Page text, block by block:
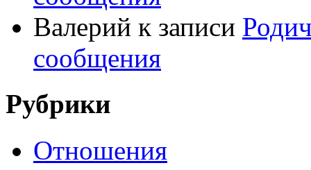
Валерий к записи
сообщения
Рубрики
Отношения